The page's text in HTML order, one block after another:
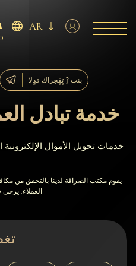
AR
خدمة تبادل
بنت ?ٍ تٍفٍجراك فدٍلا
يقوم مكتب الصرافة لدينا بالتحقق من
العملاء. يرجى